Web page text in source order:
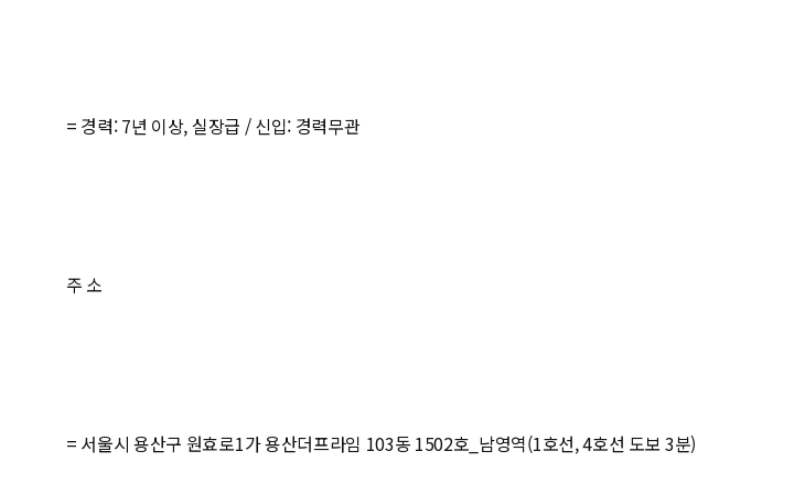
= 경력: 7년 이상, 실장급 / 신입: 경력무관
주 소
= 서울시 용산구 원효로1가 용산더프라임 103동 1502호_남영역(1호선, 4호선 도보 3분)